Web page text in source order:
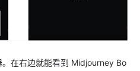
在右边就能看到 Midjourney Bo